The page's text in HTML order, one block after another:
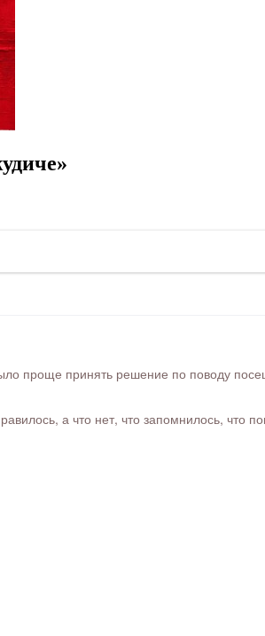
проще принять решение по поводу
а что нет, что запомнилось, что